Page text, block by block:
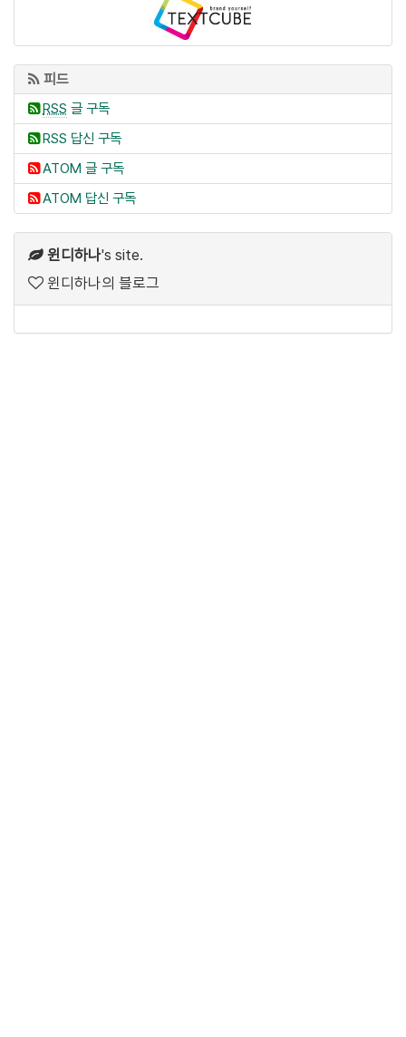
피드
RSS 글 구독
RSS 답신 구독
ATOM 글 구독
ATOM 답신 구독
윈디하나's site.
윈디하나의 블로그